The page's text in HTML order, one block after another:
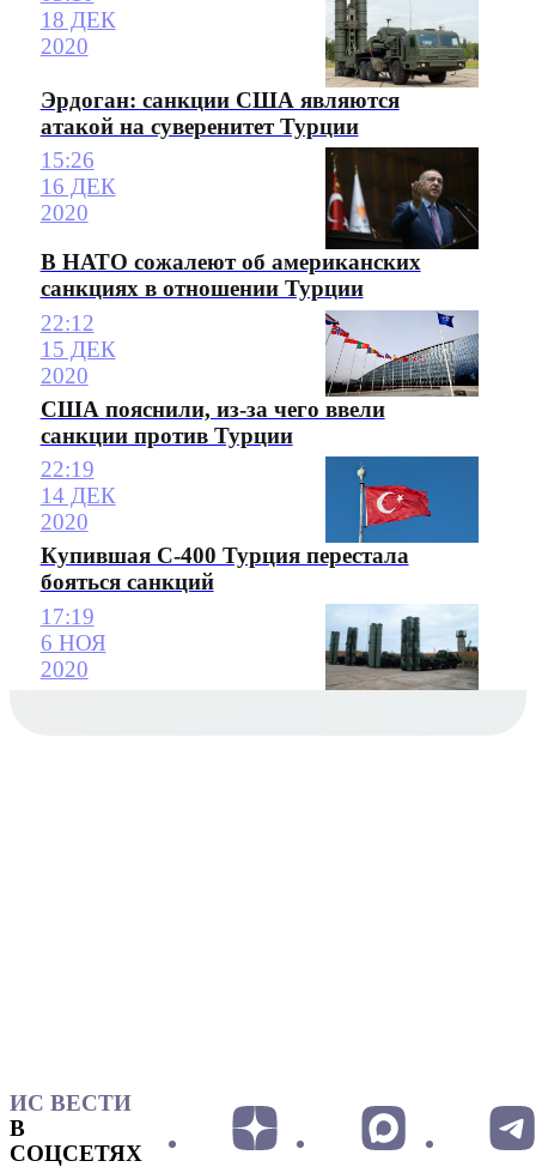
18 ДЕК
2020
Эрдоган: санкции США являются
атакой на суверенитет Турции
15:26
16 ДЕК
2020
В НАТО сожалеют об американских
санкциях в отношении Турции
22:12
15 ДЕК
2020
США пояснили, из-за чего ввели
санкции против Турции
22:19
14 ДЕК
2020
Купившая С-400 Турция перестала
бояться санкций
17:19
6 НОЯ
2020
ИС ВЕСТИ
В
СОЦСЕТЯХ